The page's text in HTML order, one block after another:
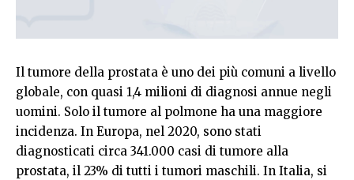
Il tumore della prostata è uno dei più comuni a livello
globale, con quasi 1,4 milioni di diagnosi annue negli
uomini. Solo il tumore al polmone ha una maggiore
incidenza. In Europa, nel 2020, sono stati
diagnosticati circa 341.000 casi di tumore alla
prostata, il 23% di tutti i tumori maschili. In Italia, si